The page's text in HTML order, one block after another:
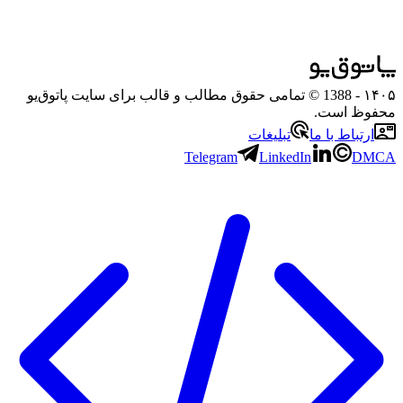
۱۴۰۵
- 1388 © تمامی حقوق مطالب و قالب برای سایت پاتوق‌یو
محفوظ است.
ارتباط با ما
تبلیغات
Telegram
LinkedIn DMCA